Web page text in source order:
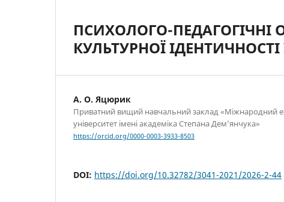
ПСИХОЛОГО-
КУЛЬТУРНОЇ
А. О. Яцюрик
Приватний вищий навчальний заклад «Міжнародний
університет імені академіка Степана Дем’янчука»
https://orcid.org/0000-0003-3933-8503
DOI: https://doi.org/10.32782/3041-2021/2026-2-44